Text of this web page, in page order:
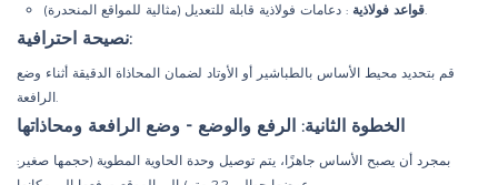
قواعد فولاذية: دعامات فولاذية قابلة للتعديل (مثالية للمواقع المنحدرة).
نصيحة احترافية:
قم بتحديد محيط الأساس بالطباشير أو الأوتاد لضمان المحاذاة الدقيقة أثناء وضع
الرافعة.
الخطوة الثانية: الرفع والوضع - وضع الرافعة ومحاذاتها
بمجرد أن يصبح الأساس جاهزًا، يتم توصيل وحدة الحاوية المطوية (حجمها صغير: